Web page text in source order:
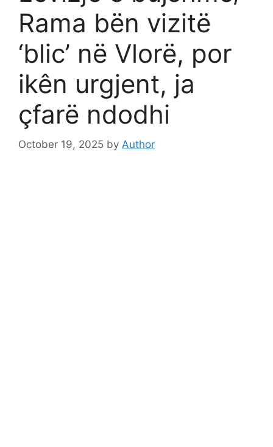
Rama bën vizitë
‘blic’ në Vlorë, por
ikên urgjent, ja
çfarë ndodhi
October 19, 2025 by Author